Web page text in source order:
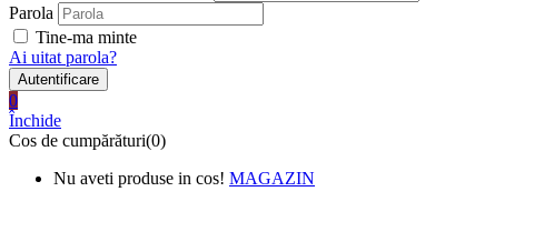
Parola
Tine-ma minte
Ai uitat parola?
0
Închide
Cos de cumpărături(0)
Nu aveti produse in cos! MAGAZIN